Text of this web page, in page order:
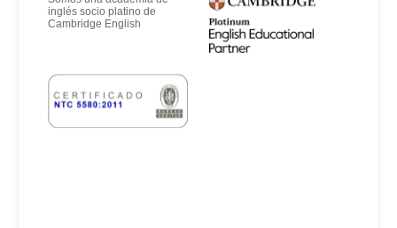
inglés socio platino de
Cambridge English